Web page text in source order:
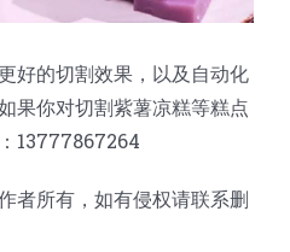
好的切割效果，以及自动化
果你对切割紫薯凉糕等糕点
13777867264
者所有，如有侵权请联系删